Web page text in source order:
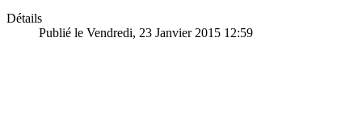
Détails
Publié le Vendredi, 23 Janvier 2015 12:59